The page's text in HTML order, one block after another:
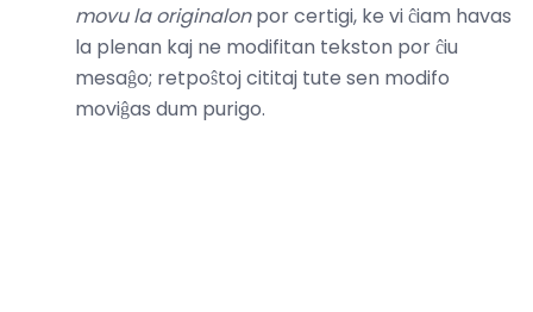
movu la originalonpor certigi, ke vi ĉiam havas
la plenan kaj ne modifitan tekston por ĉiu
mesaĝo; retpoŝtoj cititaj tute sen modifo
moviĝas dum purigo.